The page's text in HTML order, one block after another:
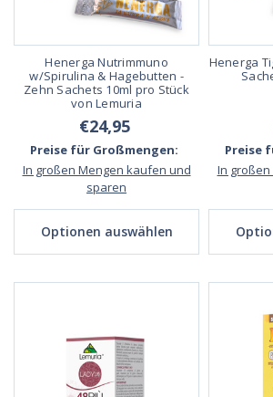
Henerga Nutrimmuno
w/Spirulina & Hagebutten -
Zehn Sachets 10ml pro Stück
von Lemuria
€24,95
Preise für Großmengen:
In großen Mengen kaufen und
sparen
Optionen auswählen
Henerga
Preise
In